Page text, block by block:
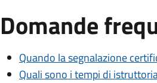
Domande
Quando la segnalazione
Quali sono i tempi di